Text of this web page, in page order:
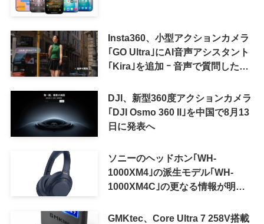
Insta360、小型アクションカメラ
｢GO Ultra｣にAI音声アシスタント
｢Kira｣を追加 ｰ 音声で質問した
可能に
DJI、新型360度アクションカメラ
｢DJI Osmo 360 II｣を中国で8月13
日に発表へ
ソニーのヘッドホン｢WH-
1000XM4｣の派生モデル｢WH-
1000XM4C｣の更なる情報が明ら
GMKtec、Core Ultra 7 258V搭載